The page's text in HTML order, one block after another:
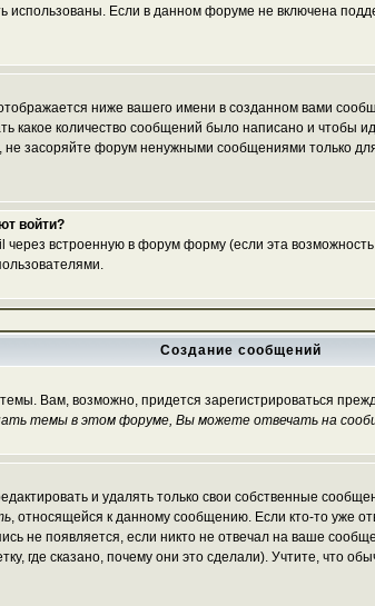
использованы. Если в данном форуме не включена
ниже вашего имени в созданном вами
какое количество сообщений было написано и
засоряйте форум ненужными сообщениями только
войти?
через встроенную в форум форму (если эта
Создание сообщений
Вам, возможно, придется зарегистрироваться
темы в этом форуме, Вы можете отвечать на
и удалять только свои собственные
, относящейся к данному сообщению. Если кто-то уже
не появляется, если никто не отвечал на ваше
где сказано, почему они это сделали). Учтите, что